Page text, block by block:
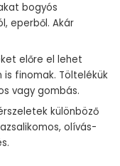
bogyós
eperből. Akár
előre el lehet
is finomak. Töltelékük
vagy gombás.
különböző
olívás-